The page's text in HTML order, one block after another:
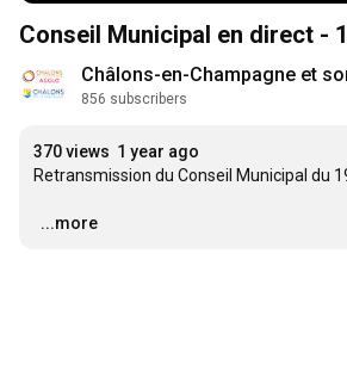
Conseil Municipal en direct -
Châlons-en-Champagne et
856 subscribers
370 views 1 year ago
Retransmission du Conseil Municipal du
…
...more